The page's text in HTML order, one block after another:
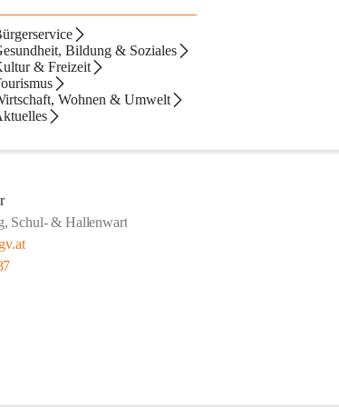
Bildung & Soziales
& Freizeit
Wohnen & Umwelt
Schul- & Hallenwart